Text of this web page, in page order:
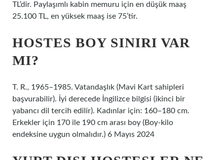
TL’dir. Paylaşımlı kabin memuru için en düşük maaş
25.100 TL, en yüksek maaş ise 75’tir.
HOSTES BOY SINIRI VAR
MI?
T. R., 1965–1985. Vatandaşlık (Mavi Kart sahipleri
başvurabilir). İyi derecede İngilizce bilgisi (ikinci bir
yabancı dil tercih edilir). Kadınlar için: 160–180 cm.
Erkekler için 170 ile 190 cm arası boy (Boy-kilo
endeksine uygun olmalıdır.) 6 Mayıs 2024